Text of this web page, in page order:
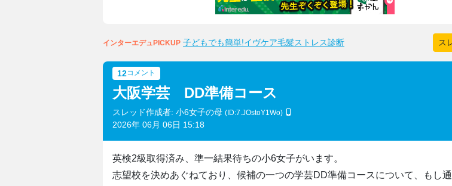
インターエデュPICKUP 子どもでも簡単!イヴケア毛髪ストレス診断 ス
12コメント
大阪学芸 DD準備コース
スレッド作成者: 小6女子の母 (ID:7.JOstoY1Wo)
2026年 06月 06日 15:18
英検2級取得済み、準一結果待ちの小6女子がいます。
志望校を決めあぐねており、候補の一つの学芸DD準備コースについて、もし